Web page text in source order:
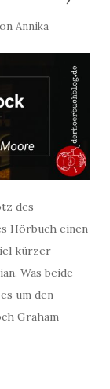
Annika
des
Hörbuch einen
kürzer
Was beide
um den
Graham